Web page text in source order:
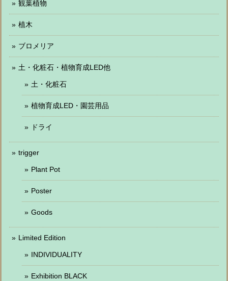
観葉植物
植木
ブロメリア
土・化粧石・植物育成LED他
土・化粧石
植物育成LED・園芸用品
ドライ
trigger
Plant Pot
Poster
Goods
Limited Edition
INDIVIDUALITY
Exhibition BLACK